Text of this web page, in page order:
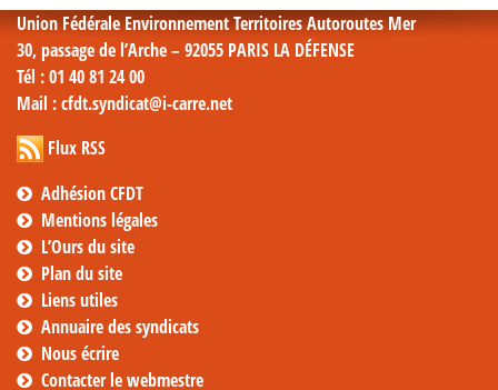
Union Fédérale Environnement Territoires Autoroutes Mer
30, passage de l’Arche – 92055 PARIS LA DÉFENSE
Tél : 01 40 81 24 00
Mail : cfdt.syndicat@i-carre.net
Flux RSS
Adhésion CFDT
Mentions légales
L’Ours du site
Plan du site
Liens utiles
Annuaire des syndicats
Nous écrire
Contacter le webmestre